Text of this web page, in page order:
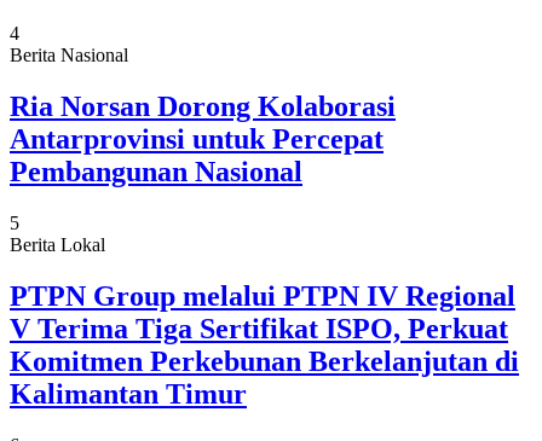
4
Berita Nasional
Ria Norsan Dorong Kolaborasi
Antarprovinsi untuk Percepat
Pembangunan Nasional
5
Berita Lokal
PTPN Group melalui PTPN IV Regional
V Terima Tiga Sertifikat ISPO, Perkuat
Komitmen Perkebunan Berkelanjutan di
Kalimantan Timur